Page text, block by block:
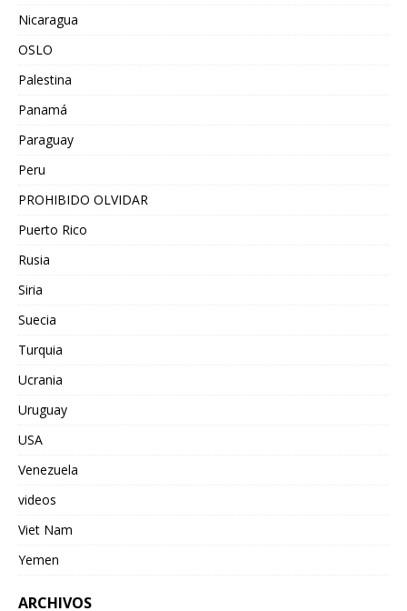
Nicaragua
OSLO
Palestina
Panamá
Paraguay
Peru
PROHIBIDO OLVIDAR
Puerto Rico
Rusia
Siria
Suecia
Turquia
Ucrania
Uruguay
USA
Venezuela
videos
Viet Nam
Yemen
ARCHIVOS